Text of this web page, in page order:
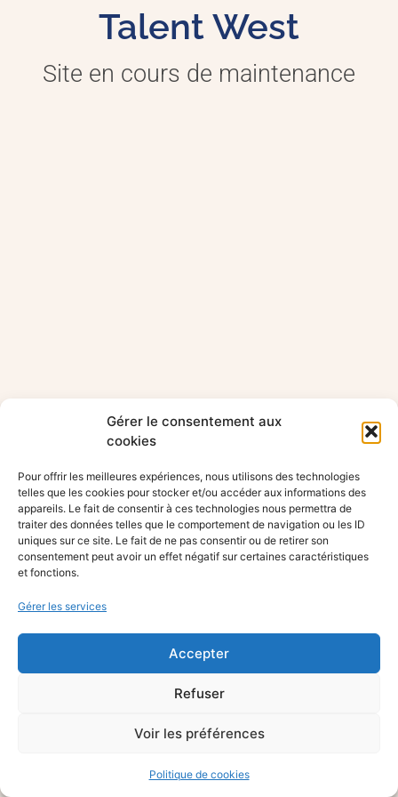
Gérer le consentement aux
cookies
Pour offrir les meilleures expériences, nous utilisons des technologies
telles que les cookies pour stocker et/ou accéder aux informations des
appareils. Le fait de consentir à ces technologies nous permettra de
traiter des données telles que le comportement de navigation ou les ID
uniques sur ce site. Le fait de ne pas consentir ou de retirer son
consentement peut avoir un effet négatif sur certaines caractéristiques
et fonctions.
Gérer les services
Accepter
Refuser
Voir les préférences
Politique de cookies
Talent West
Site en cours de maintenance